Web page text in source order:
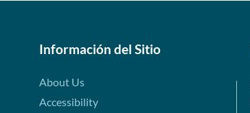
Información del Sitio
About Us
Accessibility